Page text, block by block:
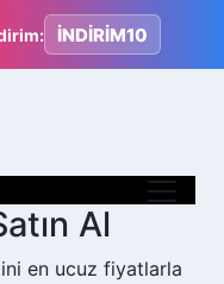
İNDİRİM10
Al
en ucuz fiyatlarla